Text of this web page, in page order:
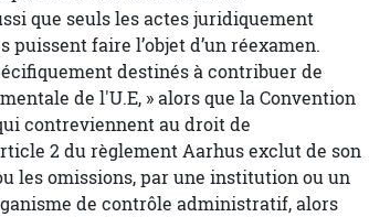
que seuls les actes juridiquement
faire l’objet d’un réexamen.
destinés à contribuer de
de l'U.E, » alors que la Convention
contreviennent au droit de
2 du règlement Aarhus exclut de son
les omissions, par une institution ou un
de contrôle administratif, alors